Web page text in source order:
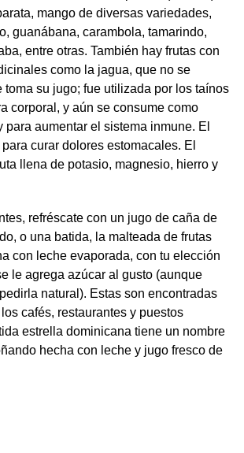
mango de diversas variedades,
guanábana, carambola, tamarindo,
entre otras. También hay frutas con
como la jagua, que no se
toma su jugo; fue utilizada por los taínos
corporal, y aún se consume como
para aumentar el sistema inmune. El
curar dolores estomacales. El
llena de potasio, magnesio, hierro y
refréscate con un jugo de caña de
o una batida, la malteada de frutas
con leche evaporada, con tu elección
le agrega azúcar al gusto (aunque
natural). Estas son encontradas
cafés, restaurantes y puestos
estrella dominicana tiene un nombre
hecha con leche y jugo fresco de